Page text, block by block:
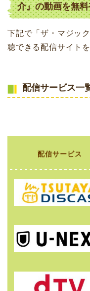
介』の動画を無
下記で「ザ・マジッ
聴できる配信サイト
配信サービス一
配信サービス